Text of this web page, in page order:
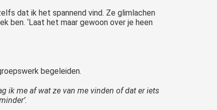
dat ik het spannend vind. Ze glimlachen
ben. ‘Laat het maar gewoon over je heen
begeleiden.
ik me af wat ze van me vinden of dat er iets